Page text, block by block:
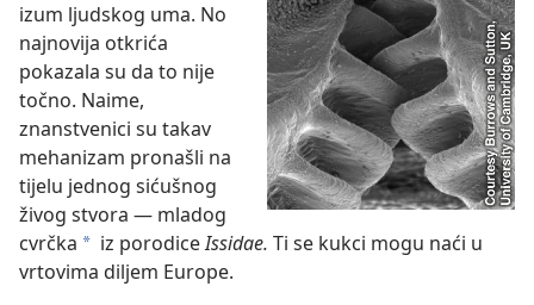
izum ljudskog uma. No
najnovija otkrića
pokazala su da to nije
točno. Naime,
znanstvenici su takav
mehanizam pronašli na
tijelu jednog sićušnog
živog stvora — mladog
cvrčka * iz porodiceIssidae. Ti se kukci mogu naći u
vrtovima diljem Europe.